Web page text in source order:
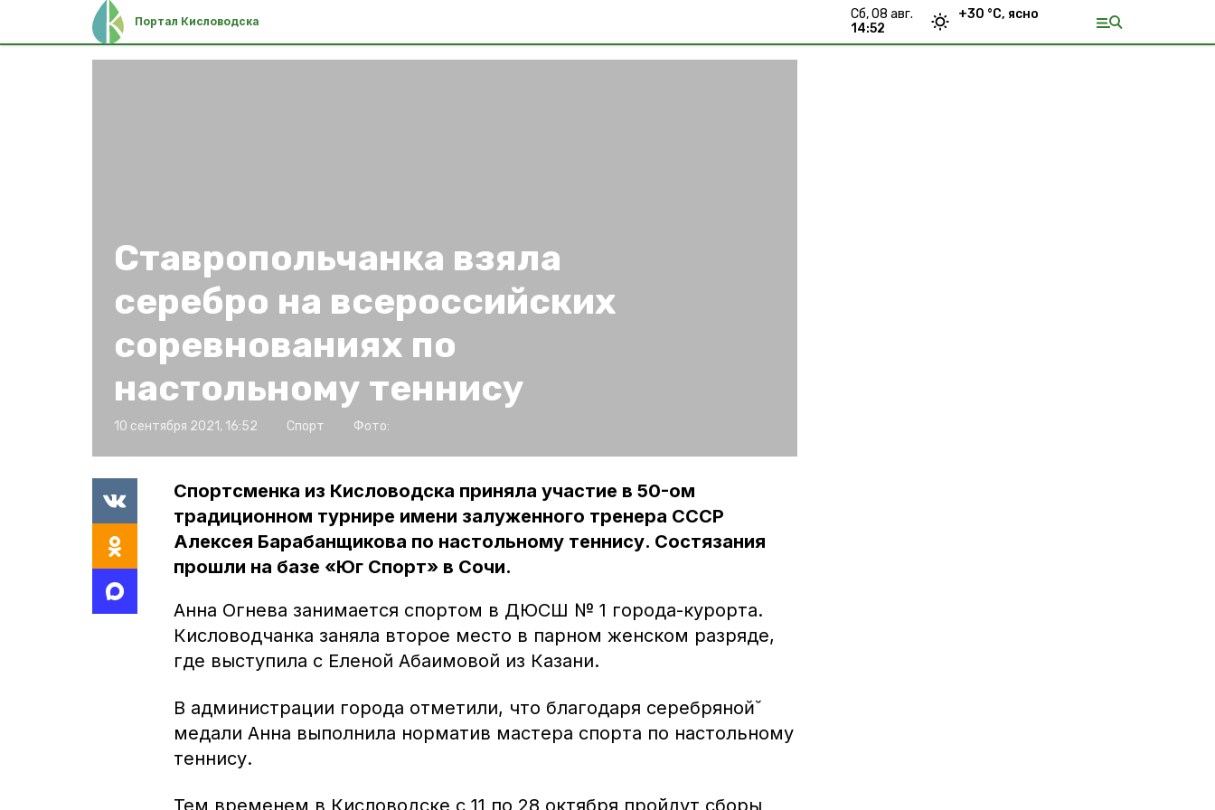
Портал Кисловодска
сб, 08 авг.
14:52
+30 °С, ясно
Ставропольчанка взяла
серебро на всероссийских
соревнованиях по
настольному теннису
10 сентября 2021, 16:52 Спорт Фото:
Спортсменка из Кисловодска приняла участие в 50-ом
традиционном турнире имени залуженного тренера СССР
Алексея Барабанщикова по настольному теннису. Состязания
прошли на базе «Юг Спорт» в Сочи.
Анна Огнева занимается спортом в ДЮСШ № 1 города-курорта.
Кисловодчанка заняла второе место в парном женском разряде,
где выступила с Еленой Абаимовой из Казани.
В администрации города отметили, что благодаря серебряной̆
медали Анна выполнила норматив мастера спорта по настольному
теннису.
Тем временем в Кисловодске с 11 по 28 октября пройдут сборы